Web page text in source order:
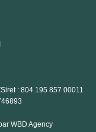
Siret : 804 195 857 00011
WBD Agency